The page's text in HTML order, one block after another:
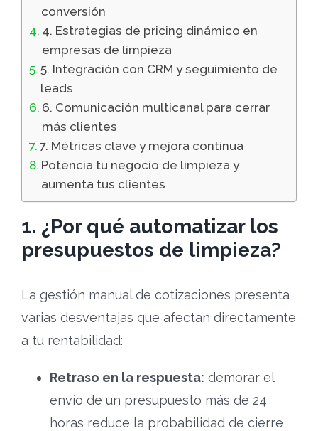
conversión
4. Estrategias de pricing dinámico en
empresas de limpieza
5. Integración con CRM y seguimiento de
leads
6. Comunicación multicanal para cerrar
más clientes
7. Métricas clave y mejora continua
Potencia tu negocio de limpieza y
aumenta tus clientes
1. ¿Por qué automatizar los
presupuestos de limpieza?
La gestión manual de cotizaciones presenta
varias desventajas que afectan directamente
a tu rentabilidad:
Retraso en la respuesta: demorar el
envío de un presupuesto más de 24
horas reduce la probabilidad de cierre